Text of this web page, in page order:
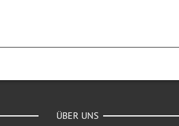
ÜBER UNS